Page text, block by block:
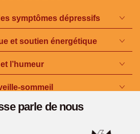
symptômes dépressifs
et soutien énergétique
l’humeur
sommeil
parle de nous